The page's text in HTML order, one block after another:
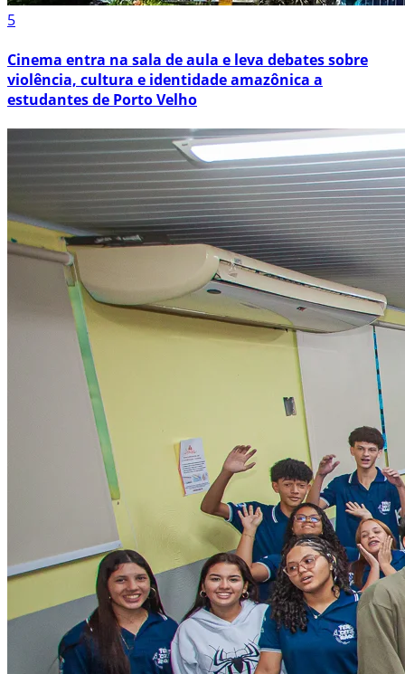
5
Cinema entra na sala de aula e leva debates sobre
violência, cultura e identidade amazônica a
estudantes de Porto Velho